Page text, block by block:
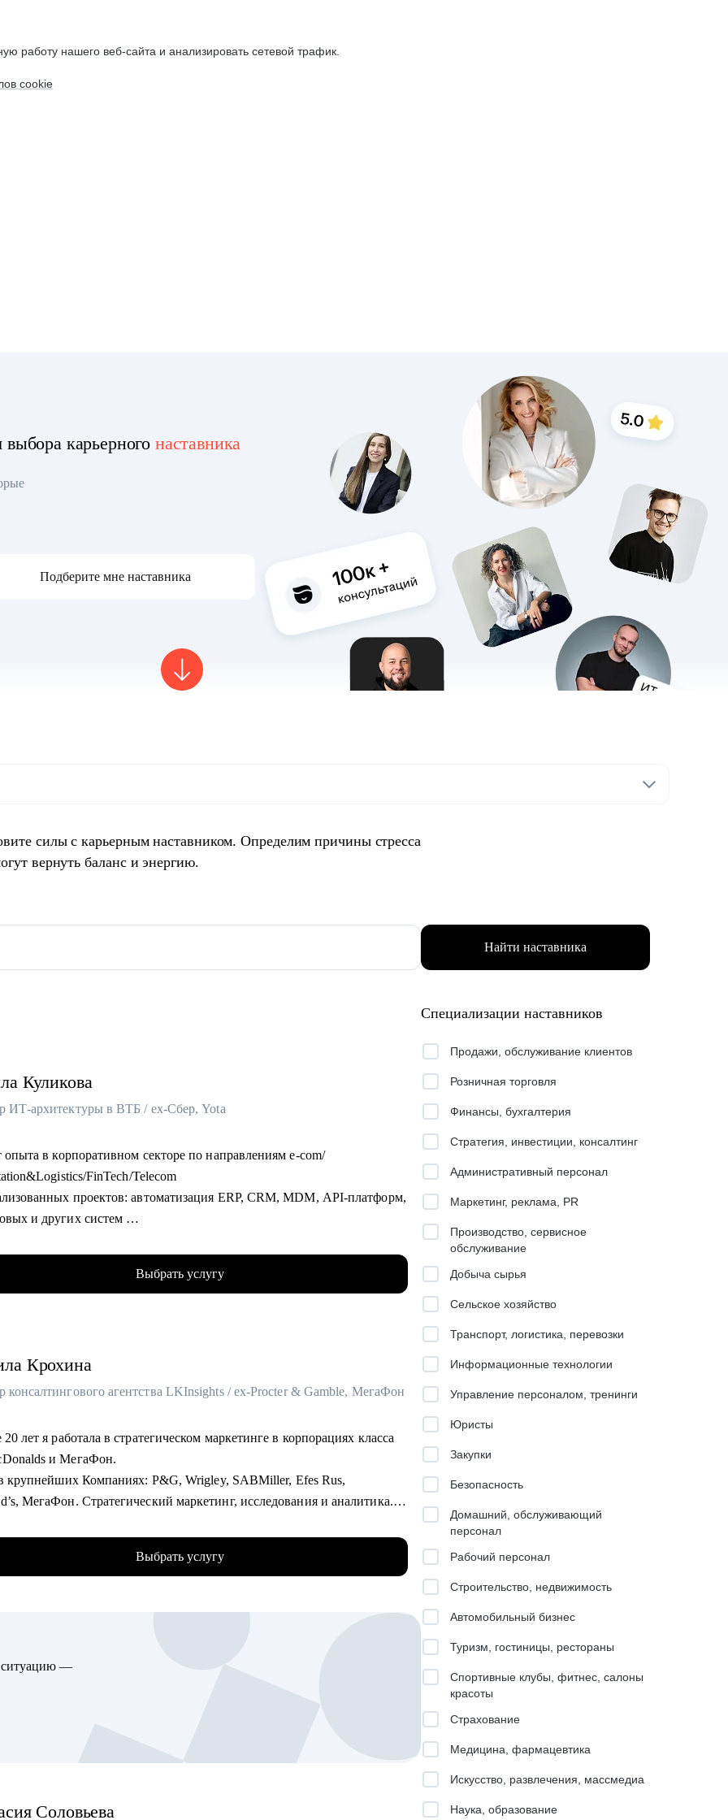
работу нашего веб-сайта и анализировать сетевой трафик.
cookie
карьерного наставника
Подберите мне наставника
силы с карьерным наставником. Определим причины стресса
вернуть баланс и энергию.
Найти наставника
Куликова
ИТ-архитектуры в ВТБ / ex-Cбер, Yota
опыта в корпоративном секторе по направлениям e-com/
FinTech/Telecom
проектов: автоматизация ERP, CRM, MDM, API-платформ,
и других систем
проведенных для того, чтобы собрать команды, которые
работают
подготовка к собеседованиям
к техническому собеседованию
архитектурной функции
и дорожная карта
к собеседованиям
функции
Выбрать услугу
Крохина
консалтингового агентства LKInsights / ex-Procter & Gamble, МегаФон
лет я работала в стратегическом маркетинге в корпорациях класса
и МегаФон.
крупнейших Компаниях: P&G, Wrigley, SABMiller, Efes Rus,
МегаФон. Стратегический маркетинг, исследования и аналитика.
нанимала и оптимизировала, запускала проекты и строила
формулировала стратегии и договаривалась с руководством.
оценка бизнес-моделей, построение процессов
Выбрать услугу
ситуацию —
Соловьева
Специализации наставников
Продажи, обслуживание клиентов
Розничная торговля
Финансы, бухгалтерия
Стратегия, инвестиции, консалтинг
Административный персонал
Маркетинг, реклама, PR
Производство, сервисное
обслуживание
Добыча сырья
Сельское хозяйство
Транспорт, логистика, перевозки
Информационные технологии
Управление персоналом, тренинги
Юристы
Закупки
Безопасность
Домашний, обслуживающий
персонал
Рабочий персонал
Строительство, недвижимость
Автомобильный бизнес
Туризм, гостиницы, рестораны
Спортивные клубы, фитнес, салоны
красоты
Страхование
Медицина, фармацевтика
Искусство, развлечения, массмедиа
Наука, образование